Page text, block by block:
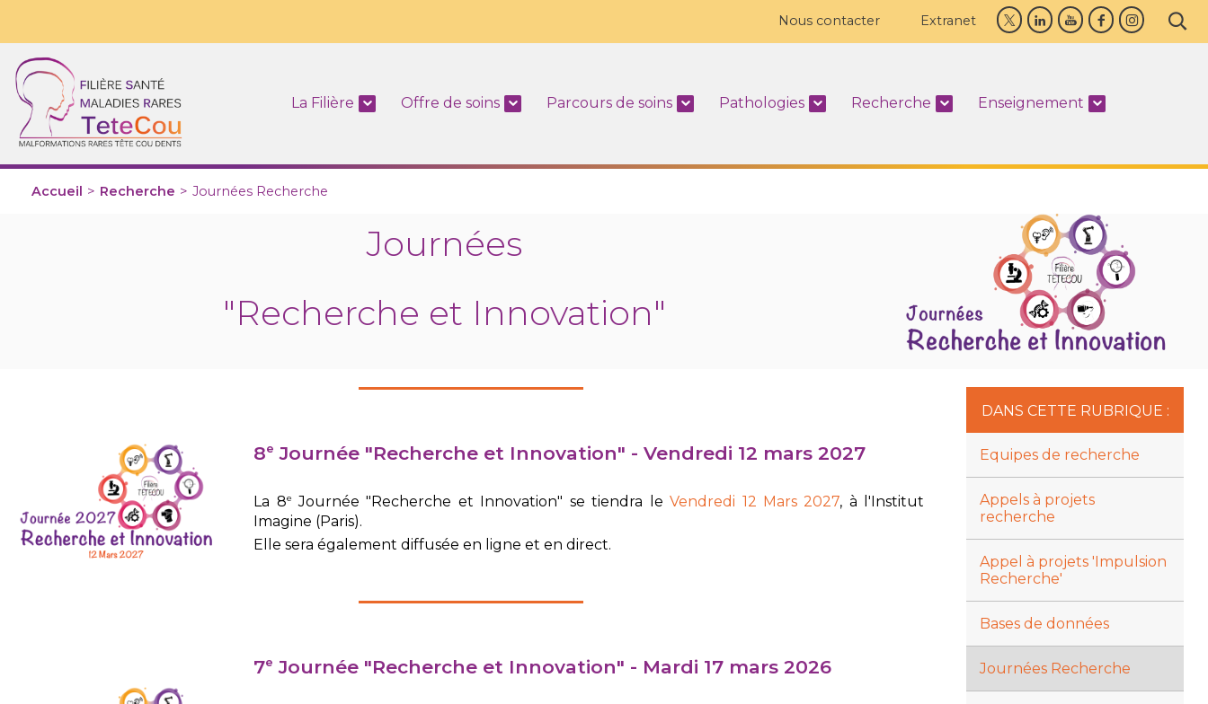
Nous contacter Extranet
La Filière Offre de soins Parcours de soins Pathologies Recherche Enseignement
Accueil > Recherche > Journées Recherche
Journées
"Recherche et Innovation"
8e Journée "Recherche et Innovation" -Vendredi 12 mars 2027
La 8e Journée "Recherche et Innovation" se tiendra leVendredi 12 Mars 2027, à l'Institut
Imagine (Paris).
Elle sera également diffusée en ligne et en direct.
7e Journée "Recherche et Innovation" - Mardi 17 mars 2026
DANS CETTE RUBRIQUE :
Equipes de recherche
Appels à projets
recherche
Appel à projets 'Impulsion
Recherche'
Bases de données
Journées Recherche